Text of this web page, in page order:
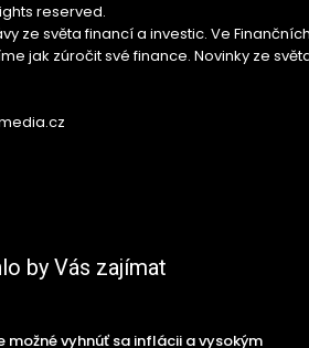
reserved.
ze světa financí a investic. Ve
jak zúročit své finance. Novinky ze
by Vás zajímat
možné vyhnúť sa inflácii a vysokým